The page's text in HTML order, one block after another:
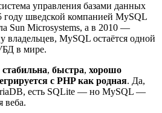
управления базами данных
году шведской компанией MySQL
Sun Microsystems, а в 2010 —
владельцев, MySQL остаётся одной
в мире.
стабильна, быстра, хорошо
с PHP как родная. Да,
есть SQLite — но MySQL —
веба.